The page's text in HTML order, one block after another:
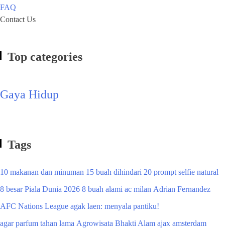
FAQ
Contact Us
Top categories
Gaya Hidup
Tags
10 makanan dan minuman 15 buah dihindari 20 prompt selfie natural
8 besar Piala Dunia 2026 8 buah alami ac milan Adrian Fernandez
AFC Nations League agak laen: menyala pantiku!
agar parfum tahan lama Agrowisata Bhakti Alam ajax amsterdam